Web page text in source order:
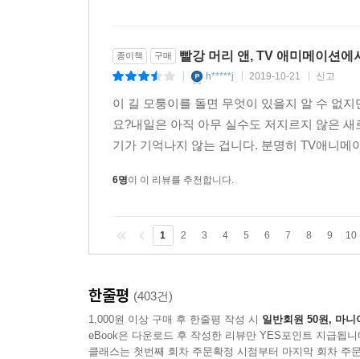
종이책 구매 빨강 머리 앤, TV 애미메이션에
h*****j 2019-10-21 신고
이 길 모퉁이를 돌면 무엇이 있을지 알 수 없
요?내일은 아직 아무 실수도 저지르지 않은
기가 기억나지 않는 겁니다. 분명히 TV애니
6명이 이 리뷰를 추천합니다.
1 2 3 4 5 6 7 8 9 10
한줄평 (403건)
1,000원 이상 구매 후 한줄평 작성 시 일반회원 50원, 마니
eBook은 다운로드 후 작성한 리뷰만 YES포인트 지급됩니
클래스는 첫번째 회차 주문확정 시점부터 마지막 회차 주